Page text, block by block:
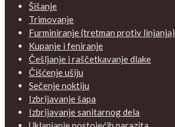
Šišanje
Trimovanje
Furminiranje (tretman protiv linjanja)
Kupanje i feniranje
Češljanje i raščetkavanje dlake
Čišćenje ušiju
Sečenje noktiju
Izbrijavanje šapa
Izbrijavanje sanitarnog dela